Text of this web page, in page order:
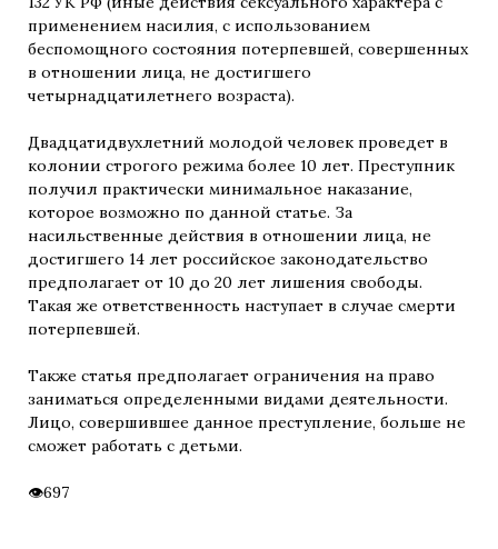
применением насилия, с использованием
беспомощного состояния потерпевшей, совершенных
в отношении лица, не достигшего
четырнадцатилетнего возраста).
Двадцатидвухлетний молодой человек проведет в
колонии строгого режима более 10 лет. Преступник
получил практически минимальное наказание,
которое возможно по данной статье. За
насильственные действия в отношении лица, не
достигшего 14 лет российское законодательство
предполагает от 10 до 20 лет лишения свободы.
Такая же ответственность наступает в случае смерти
потерпевшей.
Также статья предполагает ограничения на право
заниматься определенными видами деятельности.
Лицо, совершившее данное преступление, больше не
сможет работать с детьми.
697